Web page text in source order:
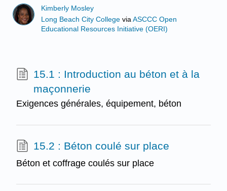
Kimberly Mosley
Long Beach City College viaASCCC Open
Educational Resources Initiative (OERI)
15.1 : Introduction au béton et à la
maçonnerie
Exigences générales, équipement, béton
15.2 : Béton coulé sur place
Béton et coffrage coulés sur place